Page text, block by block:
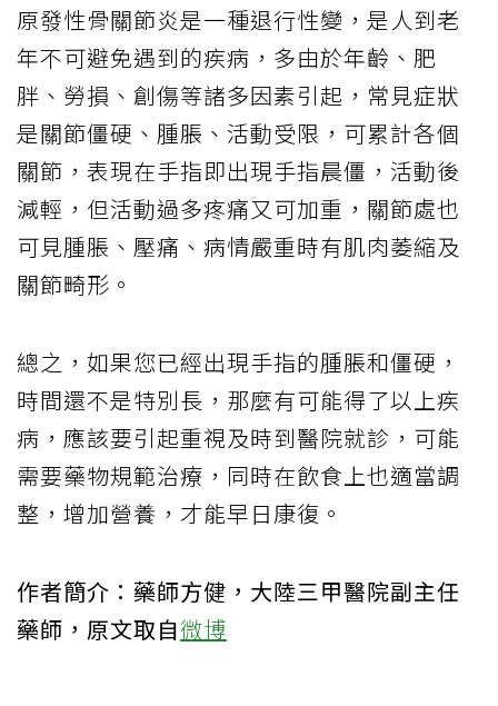
原發性骨關節炎是一種退行性變，是人到老
年不可避免遇到的疾病，多由於年齡、肥
胖、勞損、創傷等諸多因素引起，常見症狀
是關節僵硬、腫脹、活動受限，可累計各個
關節，表現在手指即出現手指晨僵，活動後
減輕，但活動過多疼痛又可加重，關節處也
可見腫脹、壓痛、病情嚴重時有肌肉萎縮及
關節畸形。
總之，如果您已經出現手指的腫脹和僵硬，
時間還不是特別長，那麼有可能得了以上疾
病，應該要引起重視及時到醫院就診，可能
需要藥物規範治療，同時在飲食上也適當調
整，增加營養，才能早日康復。
作者簡介：藥師方健，大陸三甲醫院副主任
藥師，原文取自微博